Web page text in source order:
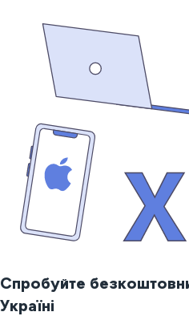
Спробуйте
Україні